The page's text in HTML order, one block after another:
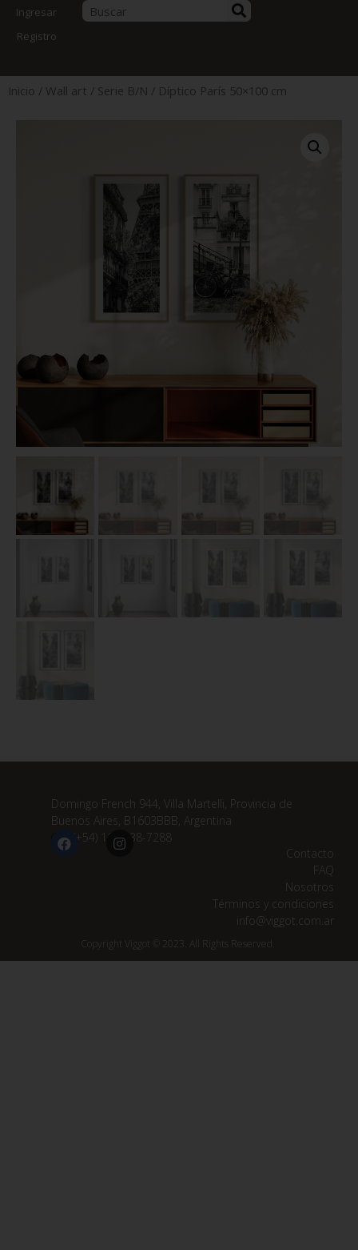
Ingresar
Registro
Inicio / Wall art / Serie B/N / Díptico París 50×100 cm
Domingo French 944, Villa Martelli, Provincia de
Buenos Aires, B1603BBB, Argentina
(+54) 11 3838-7288
Contacto
FAQ
Nosotros
Términos y condiciones
info@viggot.com.ar
Copyright Viggot © 2023. All Rights Reserved.